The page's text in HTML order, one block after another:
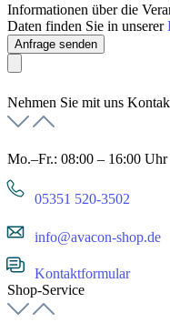
Informationen über die
Daten finden Sie in unserer
Anfrage senden
Nehmen Sie mit uns
Mo.–Fr.: 08:00 – 16:00 Uhr
05351 520-3502
info@avacon-shop.de
Kontaktformular
Shop-Service